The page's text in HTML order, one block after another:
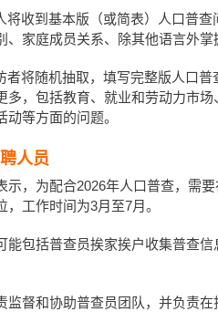
将收到基本版（或简表）人口普查
、家庭成员关系、除其他语言外掌
者将随机抽取，填写完整版人口
多，包括教育、就业和劳动力市
等方面的问题。
人员
示，为配合2026年人口普查，需
工作时间为3月至7月。
能包括普查员挨家挨户收集普查
监督和协助普查员团队，并负责在